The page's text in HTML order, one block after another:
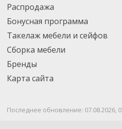
транспортной компанией DPD. Для
Распродажа
Бонусная программа
Такелаж мебели и сейфов
Сборка мебели
Бренды
Карта сайта
Последнее обновление: 07.08.2026,